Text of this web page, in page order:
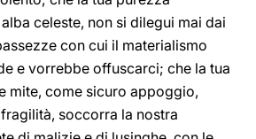
celeste, non si dilegui mai dai
con cui il materialismo
e vorrebbe offuscarci; che la tua
mite, come sicuro appoggio,
soccorra la nostra